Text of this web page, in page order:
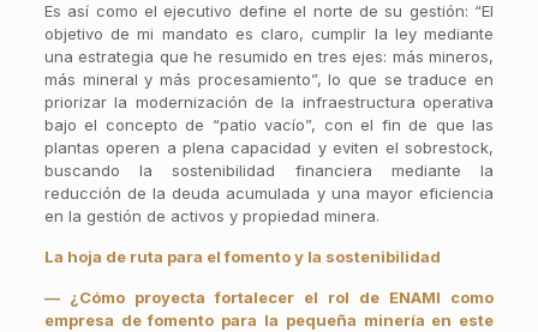
Es así como el ejecutivo define el norte de su gestión: “El
objetivo de mi mandato es claro, cumplir la ley mediante
una estrategia que he resumido en tres ejes: más mineros,
más mineral y más procesamiento”, lo que se traduce en
priorizar la modernización de la infraestructura operativa
bajo el concepto de “patio vacío”, con el fin de que las
plantas operen a plena capacidad y eviten el sobrestock,
buscando la sostenibilidad financiera mediante la
reducción de la deuda acumulada y una mayor eficiencia
en la gestión de activos y propiedad minera.
La hoja de ruta para el fomento y la sostenibilidad
— ¿Cómo proyecta fortalecer el rol de ENAMI como
empresa de fomento para la pequeña minería en este